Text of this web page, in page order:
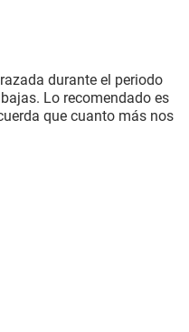
durante el periodo
Lo recomendado es
que cuanto más nos